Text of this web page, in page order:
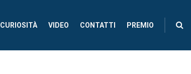
CURIOSITÀ VIDEO CONTATTI PREMIO